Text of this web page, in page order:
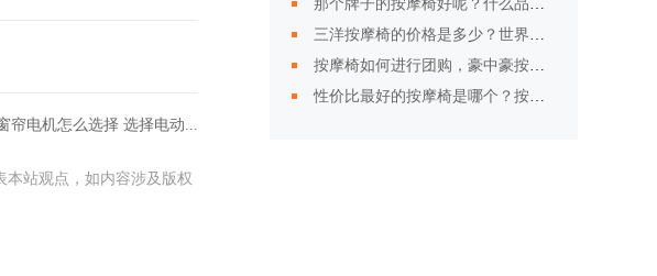
帘电机怎么选择 选择电动...
本站观点，如内容涉及版权
按摩椅如何进行团购，豪中豪按摩椅的产品介绍
性价比最好的按摩椅是哪个？按摩椅品牌的推荐